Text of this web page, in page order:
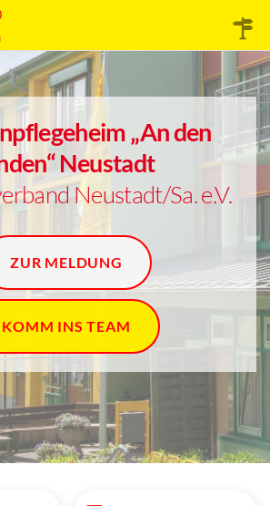
„An den
Neustadt
Neustadt/Sa. e.V.
ZUR MELDUNG
KOMM INS TEAM